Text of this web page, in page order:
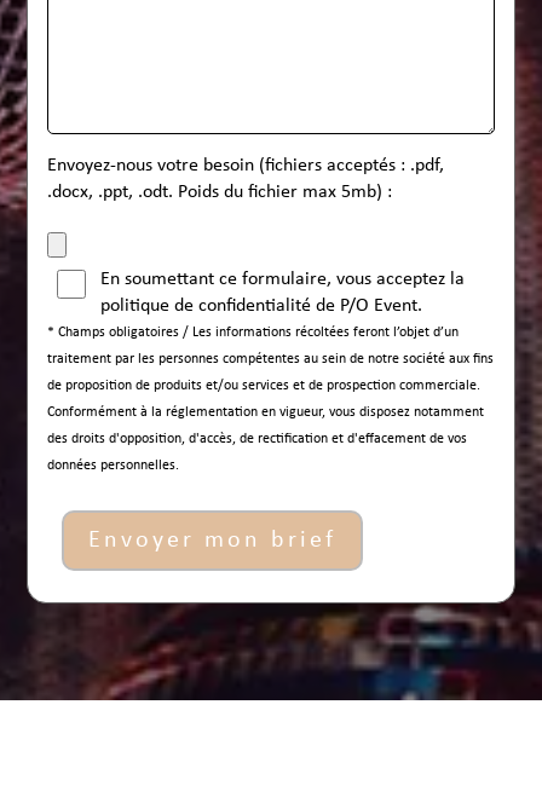
Envoyez-nous votre besoin (fichiers acceptés : .pdf,
.docx, .ppt, .odt. Poids du fichier max 5mb) :
En soumettant ce formulaire, vous acceptez la
politique de confidentialité de P/O Event.
* Champs obligatoires / Les informations récoltées feront l’objet d’un
traitement par les personnes compétentes au sein de notre société aux fins
de proposition de produits et/ou services et de prospection commerciale.
Conformément à la réglementation en vigueur, vous disposez notamment
des droits d'opposition, d'accès, de rectification et d'effacement de vos
données personnelles.
Envoyer mon brief